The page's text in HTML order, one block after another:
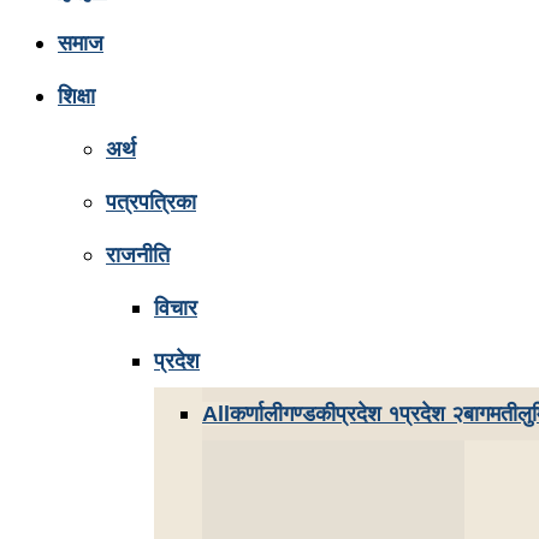
समाज
शिक्षा
अर्थ
पत्रपत्रिका
राजनीति
विचार
प्रदेश
Allकर्णालीगण्डकीप्रदेश १प्रदेश २बागमती